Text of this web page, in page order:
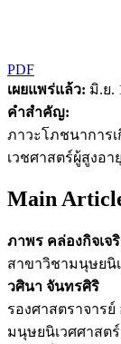
PDF
เผยแพร่แล้ว: มิ.ย.
คำสำคัญ:
ภาวะโภชนาการ
เวชศาสตร์ผู้สูงอายุ
Main
ภาพร คล่องกิจเจ
สาขาวิชามนุษยนิ
วศินา จันทรศิริ
รองศาสตราจาร
มนุษยนิเวศศาสต